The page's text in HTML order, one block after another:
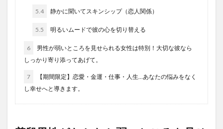
5.4 静かに聞いてスキンシップ（恋人関係）
5.5 明るいムードで彼の心を切り替える
6
男性が弱いところを見せられる女性は特別！大切な彼なら
しっかり寄り添ってあげて。
7
【期間限定】恋愛・金運・仕事・人生…あなたの悩みをなく
し幸せへと導きます。